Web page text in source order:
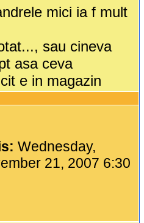
mici ia f mult
sau cineva
asa ceva
e in magazin
Wednesday,
21, 2007 6:30